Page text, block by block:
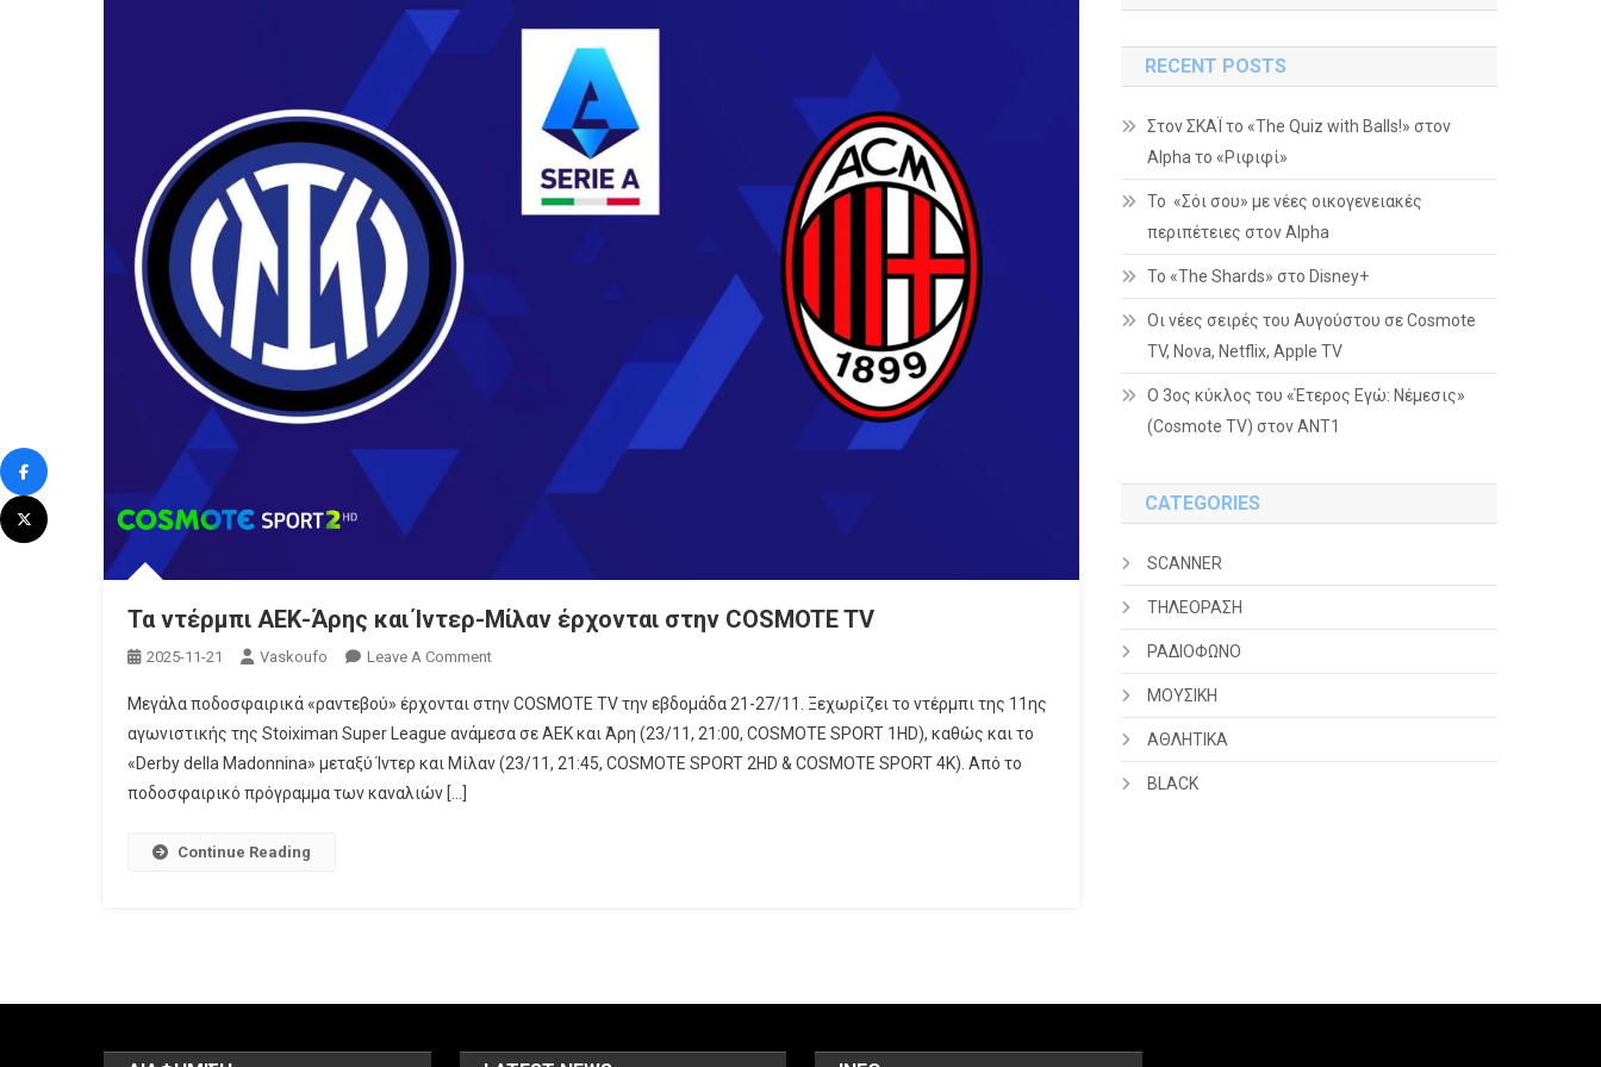
Τα ντέρμπι ΑΕΚ-Άρης και Ίντερ-Μίλαν έρχονται στην COSMOTE TV
2025-11-21 Vaskoufo Leave A CommentOn
Ντέρμπι
ΑΕΚ-
Άρης
Μεγάλα ποδοσφαιρικά «ραντεβού» έρχονται στην COSMOTE TV την εβδομάδα 21-27/11. Ξεχωρίζει το ντέρμπι της 11ης
αγωνιστικής της Stoiximan Super League ανάμεσα σε ΑΕΚ και Άρη (23/11, 21:00, COSMOTE SPORT 1HD), καθώς και το
«Derby della Madonnina» μεταξύ Ίντερ και Μίλαν (23/11, 21:45, COSMOTE SPORT 2HD & COSMOTE SPORT 4K). Από το
ποδοσφαιρικό πρόγραμμα των καναλιών […]
Continue Reading
RECENT POSTS
Στον ΣΚΑΪ το «The Quiz with Balls!» στον
Alpha το «Ριφιφί»
Το «Σόι σου» με νέες οικογενειακές
περιπέτειες στον Alpha
To «The Shards» στο Disney+
Οι νέες σειρές του Αυγούστου σε Cosmote
TV, Nova, Netflix, Apple TV
Ο 3ος κύκλος του «Έτερος Εγώ: Νέμεσις»
(Cosmote TV) στον ΑΝΤ1
CATEGORIES
SCANNER
ΤΗΛΕΟΡΑΣΗ
ΡΑΔΙΟΦΩΝΟ
ΜΟΥΣΙΚΗ
ΑΘΛΗΤΙΚΑ
BLACK